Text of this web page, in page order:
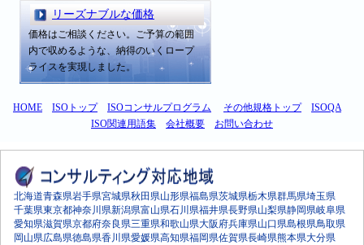
リーズナブルな価格
価格はご相談ください。ご予算の範囲
内で収めるような、納得のいくロープ
ライスを実現しました。
HOME ISOトップ ISOコンサルプログラム その他規格トップ
ISOQA
ISO関連用語集
会社概要 お問い合わせ
北海道青森県岩手県宮城県秋田県山形県福島県茨城県栃木県群馬県埼玉県
千葉県東京都神奈川県新潟県富山県石川県福井県長野県山梨県静岡県岐阜県
愛知県滋賀県京都府奈良県三重県和歌山県大阪府兵庫県山口県島根県鳥取県
岡山県広島県徳島県香川県愛媛県高知県福岡県佐賀県長崎県熊本県大分県